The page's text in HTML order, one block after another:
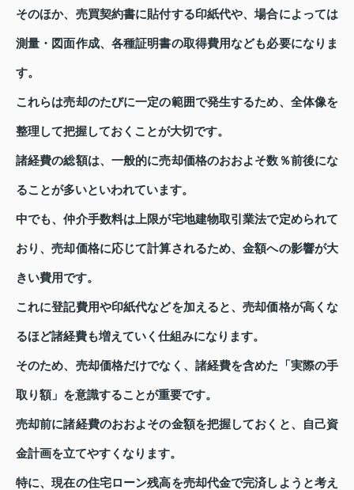
そのほか、売買契約書に貼付する印紙代や、場合によっては
測量・図面作成、各種証明書の取得費用なども必要になりま
す。
これらは売却のたびに一定の範囲で発生するため、全体像を
整理して把握しておくことが大切です。
諸経費の総額は、一般的に売却価格のおおよそ数％前後にな
ることが多いといわれています。
中でも、仲介手数料は上限が宅地建物取引業法で定められて
おり、売却価格に応じて計算されるため、金額への影響が大
きい費用です。
これに登記費用や印紙代などを加えると、売却価格が高くな
るほど諸経費も増えていく仕組みになります。
そのため、売却価格だけでなく、諸経費を含めた「実際の手
取り額」を意識することが重要です。
売却前に諸経費のおおよその金額を把握しておくと、自己資
金計画を立てやすくなります。
特に、現在の住宅ローン残高を売却代金で完済しようと考え